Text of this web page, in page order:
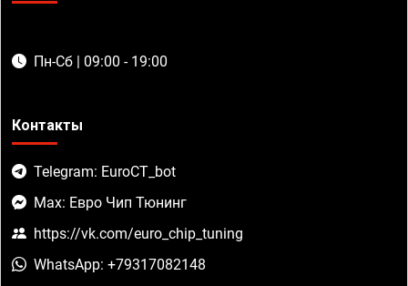
Пн-Сб | 09:00 - 19:00
Контакты
Telegram: EuroCT_bot
Max: Евро Чип Тюнинг
https://vk.com/euro_chip_tuning
WhatsApp: +79317082148